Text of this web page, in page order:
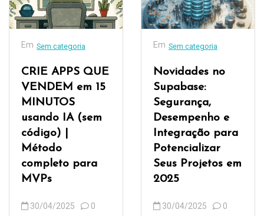
Em Sem categoria
CRIE APPS QUE
VENDEM em 15
MINUTOS
usando IA (sem
código) |
Método
completo para
MVPs
30/04/2025 0
Em Sem categoria
Novidades no
Supabase:
Segurança,
Desempenho e
Integração para
Potencializar
Seus Projetos em
2025
30/04/2025 0